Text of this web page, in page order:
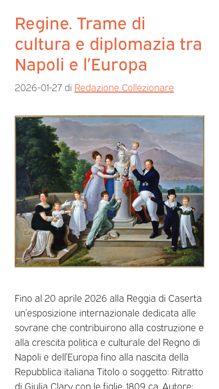
Regine. Trame di
cultura e diplomazia tra
Napoli e l’Europa
2026-01-27 di Redazione Collezionare
Fino al 20 aprile 2026 alla Reggia di Caserta
un’esposizione internazionale dedicata alle
sovrane che contribuirono alla costruzione e
alla crescita politica e culturale del Regno di
Napoli e dell’Europa fino alla nascita della
Repubblica italiana Titolo o soggetto: Ritratto
di Giulia Clary con le figlie, 1809 ca. Autore: